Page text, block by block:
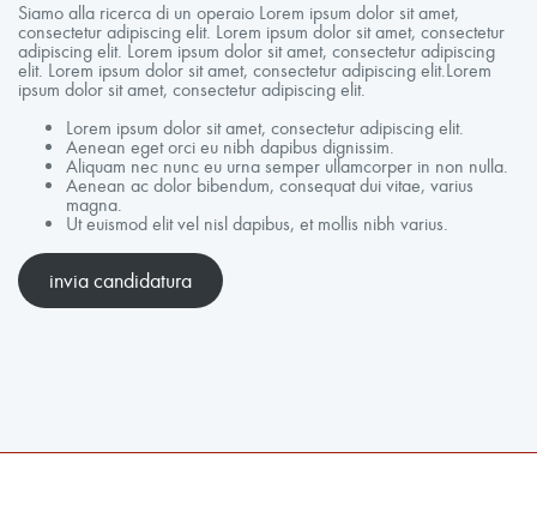
Siamo alla ricerca di un operaio Lorem ipsum dolor sit amet,
consectetur adipiscing elit. Lorem ipsum dolor sit amet, consectetur
adipiscing elit. Lorem ipsum dolor sit amet, consectetur adipiscing
elit. Lorem ipsum dolor sit amet, consectetur adipiscing elit.Lorem
ipsum dolor sit amet, consectetur adipiscing elit.
Lorem ipsum dolor sit amet, consectetur adipiscing elit.
Aenean eget orci eu nibh dapibus dignissim.
Aliquam nec nunc eu urna semper ullamcorper in non nulla.
Aenean ac dolor bibendum, consequat dui vitae, varius
magna.
Ut euismod elit vel nisl dapibus, et mollis nibh varius.
invia candidatura